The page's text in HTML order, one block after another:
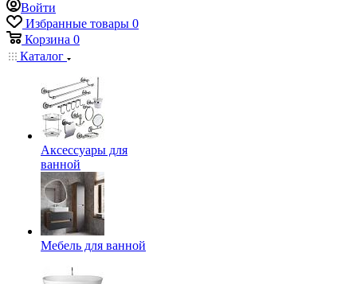
Войти
Избранные товары 0
Корзина 0
Каталог
Аксессуары для
ванной
Мебель для ванной